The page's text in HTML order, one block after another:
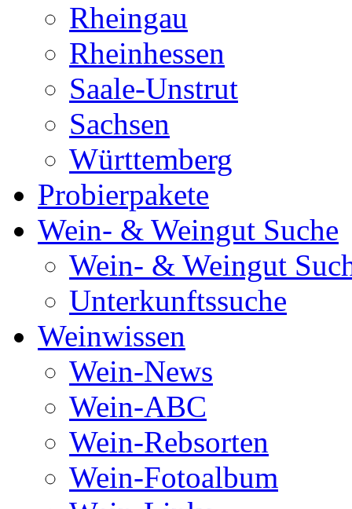
Rheingau
Rheinhessen
Saale-Unstrut
Sachsen
Württemberg
Probierpakete
Wein- & Weingut Suche
Wein- & Weingut
Unterkunftssuche
Weinwissen
Wein-News
Wein-ABC
Wein-Rebsorten
Wein-Fotoalbum